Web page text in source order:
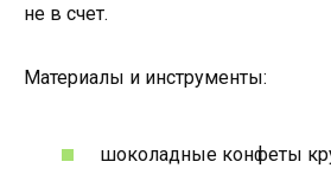
не в счет.
Материалы и инструменты:
шоколадные конфеты